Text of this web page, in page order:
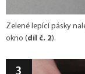
Zelené lepící pásky
okno (díl č. 2).